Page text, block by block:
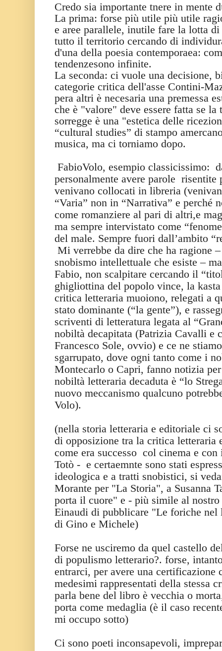
Credo sia importante tnere in mente
La prima: forse più utile più utile
e aree parallele, inutile fare la lotta
tutto il territorio cercando di
d'una della poesia contemporaea:
tendenzesono infinite.
La seconda: ci vuole una decisione,
categorie critica dell'asse Contini-
pera altri è necesaria una premessa
che è "valore" deve essere fatta se la
sorregge è una "estetica delle
“cultural studies” di stampo
musica, ma ci torniamo dopo.
FabioVolo, esempio classicissimo:
personalmente avere parole risentite
venivano collocati in libreria
“Varia” non in “Narrativa” e perché
come romanziere al pari di altri,e
ma sempre intervistato come
del male. Sempre fuori dall’ambito
Mi verrebbe da dire che ha ragione
snobismo intellettuale che esiste –
Fabio, non scalpitare cercando il
ghigliottina del popolo vince, la
critica letteraria muoiono, relegati a
stato dominante (“la gente”), e
scriventi di letteratura legata al
nobiltà decapitata (Patrizia Cavalli e
Francesco Sole, ovvio) e ce ne
sgarrupato, dove ogni tanto come i
Montecarlo o Capri, fanno notizia
nobiltà letteraria decaduta è “lo
nuovo meccanismo qualcuno
Volo).
(nella storia letteraria e editoriale ci
di opposizione tra la critica letteraria
come era successo col cinema e
Totò - e certaemnte sono stati
ideologica e a tratti snobistici, si
Morante per "La Storia", a Susanna
porta il cuore" e - più simile al
Einaudi di pubblicare "Le foriche
di Gino e Michele)
Forse ne usciremo da quel castello
di populismo letterario?. forse,
entrarci, per avere una certificazione
medesimi rappresentati della stessa
parla bene del libro è vecchia o
porta come medaglia (è il caso
mi occupo sotto)
Ci sono poeti inconsapevoli,